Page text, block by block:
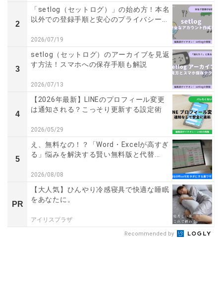
2
「setlog（セットログ）」の始め方！本名
以外での登録手順と安心のプライバシー...
2026/07/19
3
setlog（セットログ）のアーカイブを見返
す方法！スマホへの保存手順も解説
2026/07/13
4
【2026年最新】LINEのプロフィール変更
は通知される？こっそり更新する設定術
2026/05/29
5
え、無料なの！？「Word・Excelが高すぎ
る」悩みを解決する賢い無料版と代替...
2026/08/08
PR
【大人気】ひんやり冷感寝具で快適な睡眠
をあなたに。
アイリスプラザ
Recommended by